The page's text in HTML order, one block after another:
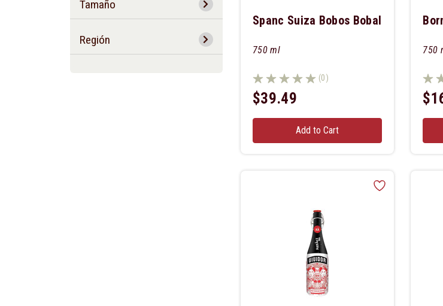
Tamaño
Región
Spanc Suiza Bobos Bobal
750 ml
(0)
$39.49
Add to Cart
750